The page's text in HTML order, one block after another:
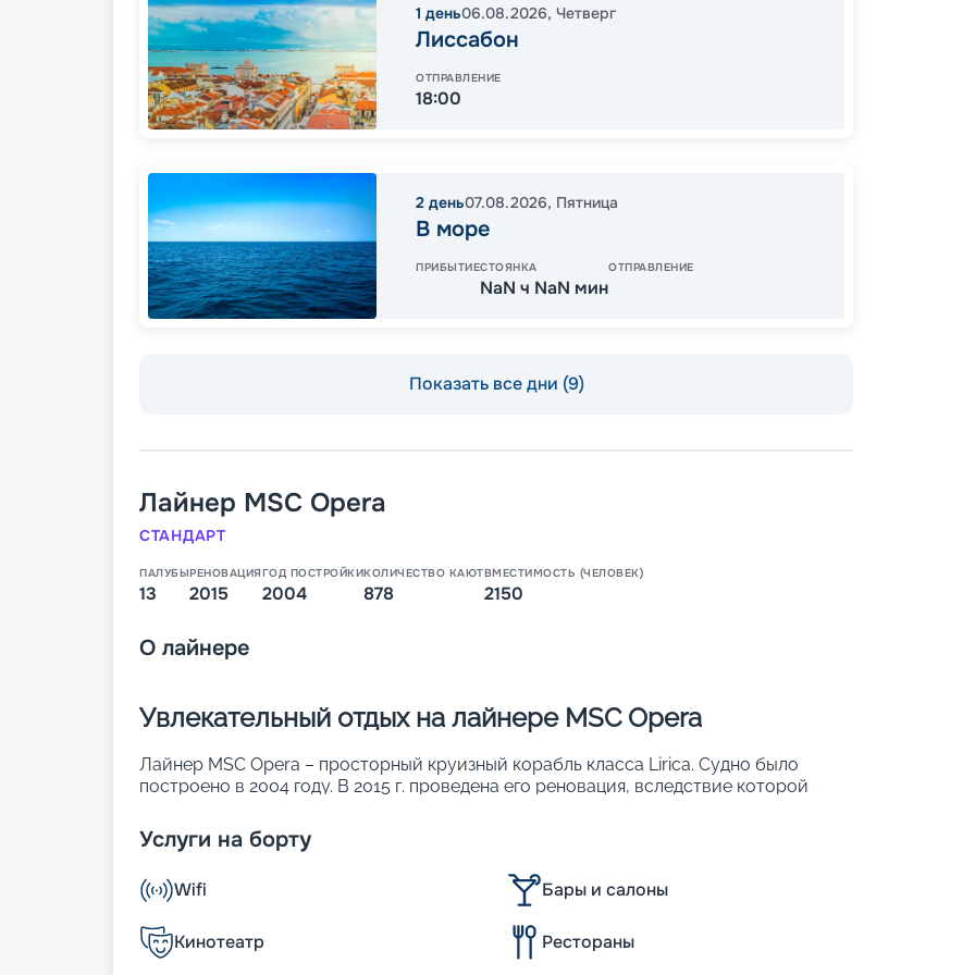
1 день06.08.2026, Четверг
Лиссабон
ОТПРАВЛЕНИЕ
18:00
2 день07.08.2026, Пятница
В море
ПРИБЫТИЕСТОЯНКА
NaN ч NaN мин
ОТПРАВЛЕНИЕ
Показать все дни (9)
Лайнер MSC Opera
СТАНДАРТ
ПАЛУБЫ
13
РЕНОВАЦИЯ
2015
ГОД ПОСТРОЙКИ
2004
КОЛИЧЕСТВО КАЮТ
878
ВМЕСТИМОСТЬ (ЧЕЛОВЕК)
2150
О лайнере
Увлекательный отдых на лайнере MSC Opera
Лайнер MSC Opera – просторный круизный корабль класса Lirica. Судно было
построено в 2004 году. В 2015 г. проведена его реновация, вследствие которой
Продуманные дизайны сделали лайнер похожим на роскошный плавучий 5-
звездочный отель. Основные параметры:
• ширина – 29 м;
• длина – 275 м;
• водоизмещение – около 65 тыс. т;
• осадка – 6,6 м;
Услуги на борту
Wifi Бары и салоны
Кинотеатр Рестораны